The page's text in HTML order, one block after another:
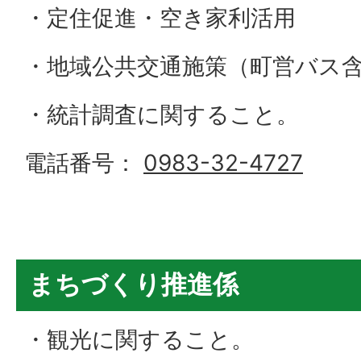
・定住促進・空き家利活用
・地域公共交通施策（町営バス
・統計調査に関すること。
電話番号： 0983-32-4727
まちづくり推進係
・観光に関すること。